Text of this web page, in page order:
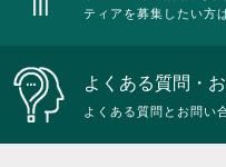
ティアを募集したい方
よくある質問・
よくある質問とお問い